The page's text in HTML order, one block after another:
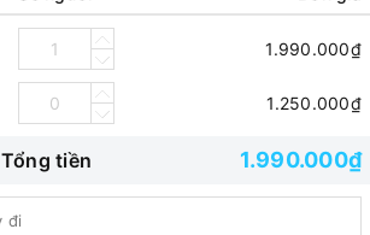
1.990.000₫
1.250.000₫
Tổng tiền 1.990.000₫